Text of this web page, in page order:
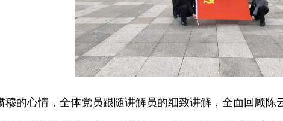
穆的心情，全体党员跟随讲解员的细致讲解，全面回顾